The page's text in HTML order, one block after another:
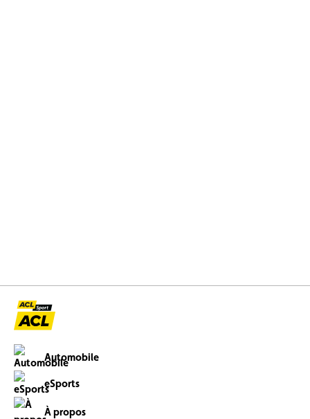
Automobile
eSports
À propos